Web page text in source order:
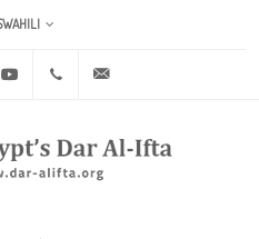
Youtube +20 2 25970400